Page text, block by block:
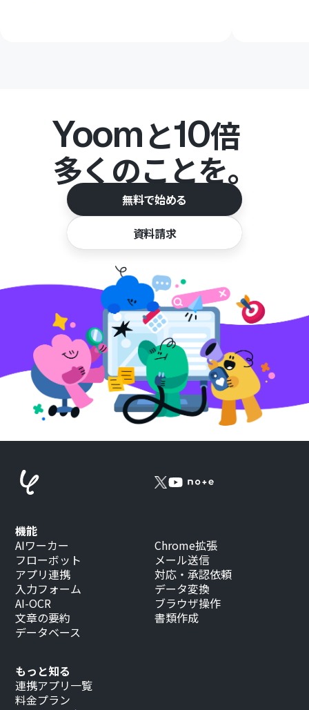
Yoomと10倍
多くのことを。
無料で始める
資料請求
もっと知る
連携アプリ一覧
料金プラン
機能
AIワーカー
フローボット
アプリ連携
入力フォーム
AI-OCR
文章の要約
データベース
Chrome拡張
メール送信
対応・承認依頼
データ変換
ブラウザ操作
書類作成